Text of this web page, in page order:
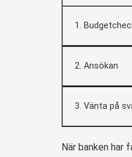
1.
2. Ansökan
3. Vänta på
När banken